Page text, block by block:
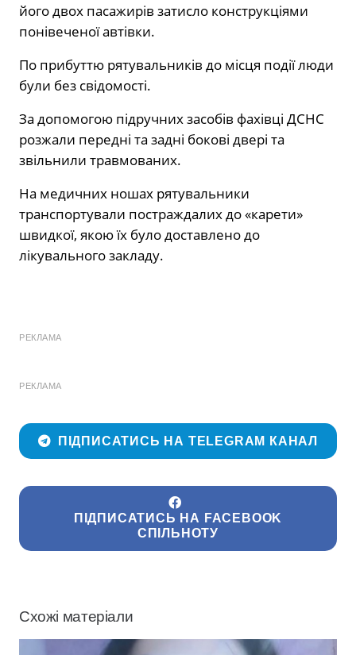
його двох пасажирів затисло конструкціями
понівеченої автівки.
По прибуттю рятувальників до місця події люди
були без свідомості.
За допомогою підручних засобів фахівці ДСНС
розжали передні та задні бокові двері та
звільнили травмованих.
На медичних ношах рятувальники
транспортували постраждалих до «карети»
швидкої, якою їх було доставлено до
лікувального закладу.
РЕКЛАМА
РЕКЛАМА
ПІДПИСАТИСЬ НА TELEGRAM КАНАЛ
ПІДПИСАТИСЬ НА FACEBOOK
СПІЛЬНОТУ
Схожі матеріали